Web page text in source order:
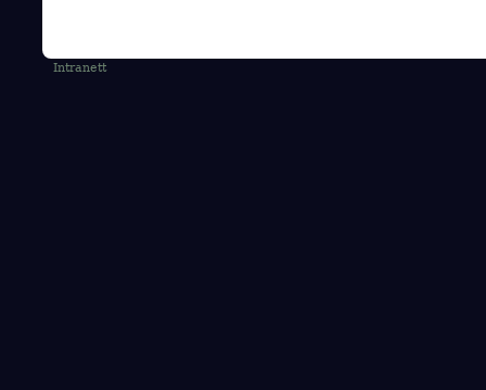
Intranett